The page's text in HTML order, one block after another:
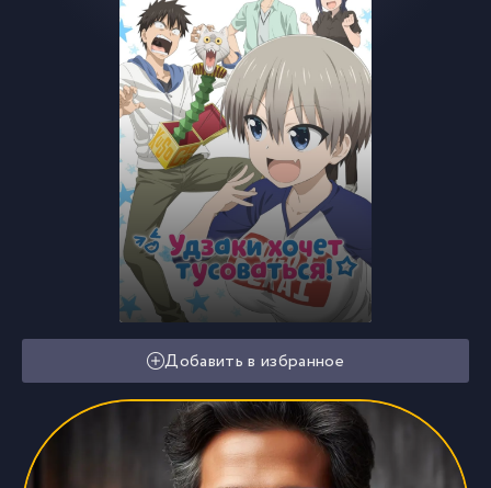
Добавить в избранное